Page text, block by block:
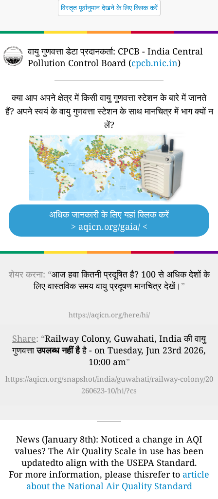
विस्तृत पूर्वानुमान देखने के लिए क्लिक करें
वायु गुणवत्ता डेटा प्रदानकर्ता: CPCB - India Central
Pollution Control Board (cpcb.nic.in)
क्या आप अपने क्षेत्र में किसी वायु गुणवत्ता स्टेशन के बारे में जानते
हैं? अपने स्वयं के वायु गुणवत्ता स्टेशन के साथ मानचित्र में भाग क्यों न
लें?
अधिक जानकारी के लिए यहां क्लिक करें
> aqicn.org/gaia/ <
शेयर करना: “आज हवा कितनी प्रदूषित है? 100 से अधिक देशों के
लिए वास्तविक समय वायु प्रदूषण मानचित्र देखें।”
https://aqicn.org/here/hi/
Share: “Railway Colony, Guwahati, India की वायु
गुणवत्ताउपलब्ध नहीं हैहै - on Tuesday, Jun 23rd 2026,
10:00 am”
https://aqicn.org/snapshot/india/guwahati/railway-colony/20
260623-10/hi/?cs
News (January 8th): Noticed a change in AQI
values? The Air Quality Scale in use has been
updatedto align with the USEPA Standard.
For more information, please thisrefer to article
about the National Air Quality Standard